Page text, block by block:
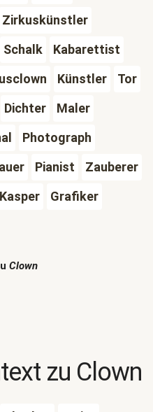
Zirkuskünstler
Schalk
Kabarettist
Künstler
Tor
Dichter
Maler
Photograph
Pianist
Zauberer
Kasper
Grafiker
Clown
zu Clown